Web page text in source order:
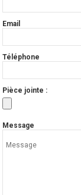
Email
Téléphone
Pièce jointe :
Message